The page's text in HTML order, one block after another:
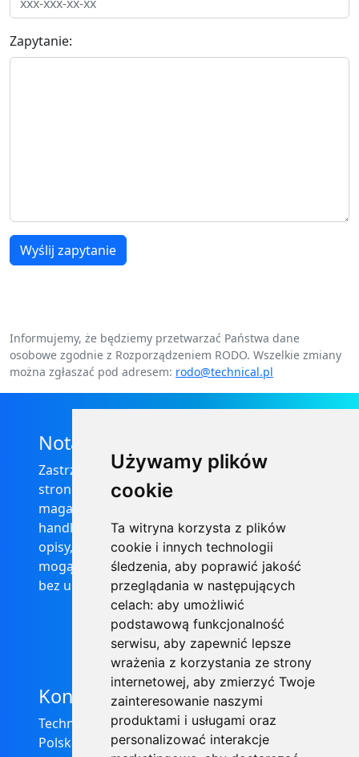
Używamy plików
cookie
Ta witryna korzysta z plików
cookie i innych technologii
śledzenia, aby poprawić jakość
przeglądania w następujących
celach: aby umożliwić
podstawową funkcjonalność
serwisu, aby zapewnić lepsze
wrażenia z korzystania ze strony
internetowej, aby zmierzyć Twoje
zainteresowanie naszymi
produktami i usługami oraz
personalizować interakcje
Zapytanie:
Wyślij zapytanie
Informujemy, że będziemy przetwarzać Państwa dane
osobowe zgodnie z Rozporządzeniem RODO. Wszelkie zmiany
można zgłaszać pod adresem: rodo@technical.pl
Nota prawna
Zastrzega się, że informacje zamieszczone na
stronie internetowej https://informator-
magazynowy.technical.pl/ nie stanowią oferty
handlowej w rozumieniu prawa, ponadto
opisy, dane techniczne i pozostałe informacje
mogą ulec zmianie bez podania przyczyny i
bez uprzedzenia.
Kontakt
Technical Grzegorz Tęgos
Polska, 62-600 Koło, ul. Toruńska 212